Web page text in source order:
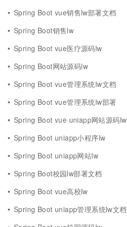
Spring Boot vue销售lw部署文档
Spring Boot销售lw
Spring Boot vue医疗源码lw
Spring Boot网站源码lw
Spring Boot vue管理系统lw文档
Spring Boot vue管理系统lw部署
Spring Boot vue uniapp网站源码lw
Spring Boot uniapp小程序lw
Spring Boot uniapp网站lw
Spring Boot校园lw部署文档
Spring Boot vue高校lw
Spring Boot uniapp管理系统lw文档